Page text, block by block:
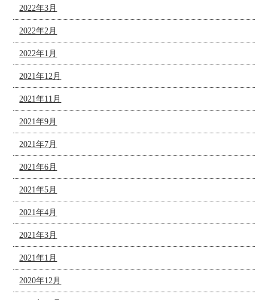
2022年3月
2022年2月
2022年1月
2021年12月
2021年11月
2021年9月
2021年7月
2021年6月
2021年5月
2021年4月
2021年3月
2021年1月
2020年12月